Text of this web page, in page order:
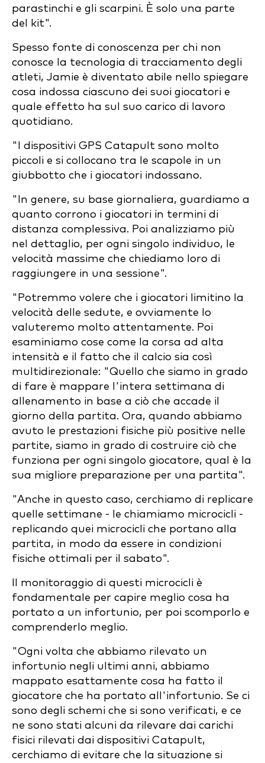
parastinchi e gli scarpini. È solo una parte
del kit".
Spesso fonte di conoscenza per chi non
conosce la tecnologia di tracciamento degli
atleti, Jamie è diventato abile nello spiegare
cosa indossa ciascuno dei suoi giocatori e
quale effetto ha sul suo carico di lavoro
quotidiano.
"I dispositivi GPS Catapult sono molto
piccoli e si collocano tra le scapole in un
giubbotto che i giocatori indossano.
"In genere, su base giornaliera, guardiamo a
quanto corrono i giocatori in termini di
distanza complessiva. Poi analizziamo più
nel dettaglio, per ogni singolo individuo, le
velocità massime che chiediamo loro di
raggiungere in una sessione".
"Potremmo volere che i giocatori limitino la
velocità delle sedute, e ovviamente lo
valuteremo molto attentamente. Poi
esaminiamo cose come la corsa ad alta
intensità e il fatto che il calcio sia così
multidirezionale: "Quello che siamo in grado
di fare è mappare l'intera settimana di
allenamento in base a ciò che accade il
giorno della partita. Ora, quando abbiamo
avuto le prestazioni fisiche più positive nelle
partite, siamo in grado di costruire ciò che
funziona per ogni singolo giocatore, qual è la
sua migliore preparazione per una partita".
"Anche in questo caso, cerchiamo di replicare
quelle settimane - le chiamiamo microcicli -
replicando quei microcicli che portano alla
partita, in modo da essere in condizioni
fisiche ottimali per il sabato".
Il monitoraggio di questi microcicli è
fondamentale per capire meglio cosa ha
portato a un infortunio, per poi scomporlo e
comprenderlo meglio.
"Ogni volta che abbiamo rilevato un
infortunio negli ultimi anni, abbiamo
mappato esattamente cosa ha fatto il
giocatore che ha portato all'infortunio. Se ci
sono degli schemi che si sono verificati, e ce
ne sono stati alcuni da rilevare dai carichi
fisici rilevati dai dispositivi Catapult,
cerchiamo di evitare che la situazione si